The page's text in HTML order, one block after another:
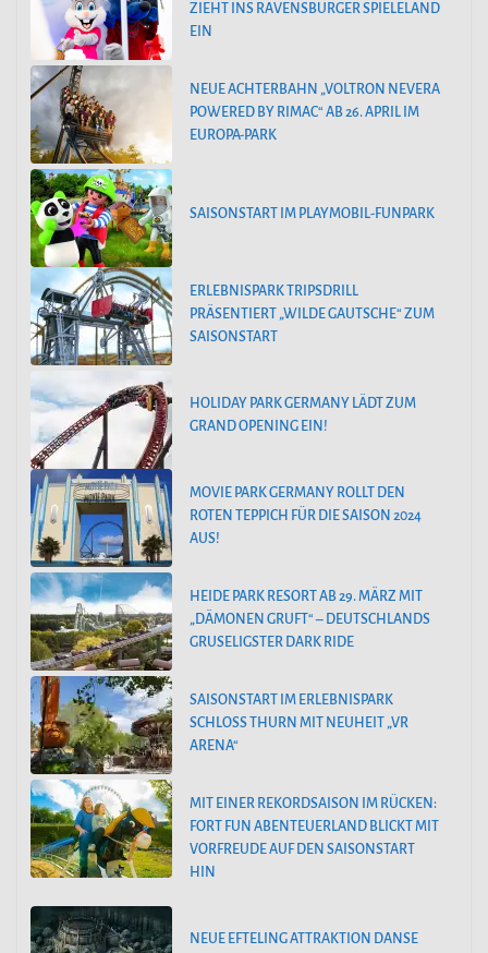
ZIEHT INS RAVENSBURGER SPIELELAND
EIN
NEUE ACHTERBAHN „VOLTRON NEVERA
POWERED BY RIMAC“ AB 26. APRIL IM
EUROPA-PARK
SAISONSTART IM PLAYMOBIL-FUNPARK
ERLEBNISPARK TRIPSDRILL
PRÄSENTIERT „WILDE GAUTSCHE“ ZUM
SAISONSTART
HOLIDAY PARK GERMANY LÄDT ZUM
GRAND OPENING EIN!
MOVIE PARK GERMANY ROLLT DEN
ROTEN TEPPICH FÜR DIE SAISON 2024
AUS!
HEIDE PARK RESORT AB 29. MÄRZ MIT
„DÄMONEN GRUFT“ – DEUTSCHLANDS
GRUSELIGSTER DARK RIDE
SAISONSTART IM ERLEBNISPARK
SCHLOSS THURN MIT NEUHEIT „VR
ARENA“
MIT EINER REKORDSAISON IM RÜCKEN:
FORT FUN ABENTEUERLAND BLICKT MIT
VORFREUDE AUF DEN SAISONSTART
HIN
NEUE EFTELING ATTRAKTION DANSE